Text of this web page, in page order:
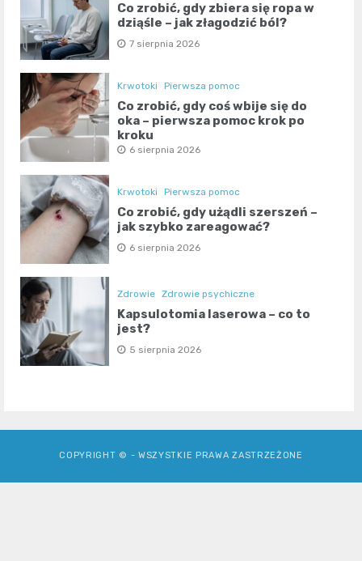
Co zrobić, gdy zbiera się ropa w
dziąśle – jak złagodzić ból?
7 sierpnia 2026
Krwotoki Pierwsza pomoc
Co zrobić, gdy coś wbije się do
oka – pierwsza pomoc krok po
kroku
6 sierpnia 2026
Krwotoki Pierwsza pomoc
Co zrobić, gdy użądli szerszeń –
jak szybko zareagować?
6 sierpnia 2026
Zdrowie Zdrowie psychiczne
Kapsulotomia laserowa – co to
jest?
5 sierpnia 2026
COPYRIGHT © - WSZYSTKIE PRAWA ZASTRZEŻONE